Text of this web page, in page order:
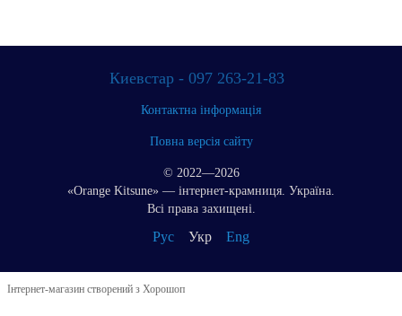
Киевстар - 097 263-21-83
Контактна інформація
Повна версія сайту
© 2022—2026
«Orange Kitsune» — інтернет-крамниця. Україна.
Всі права захищені.
Рус Укр Eng
Інтернет-магазин створений з Хорошоп